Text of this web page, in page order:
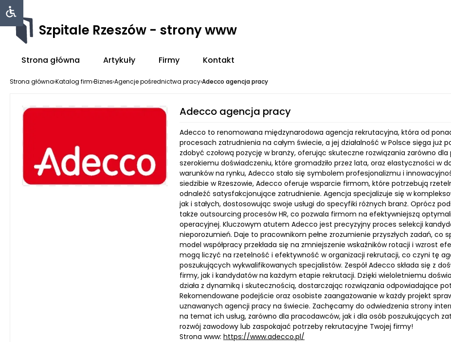
Szpitale Rzeszów - strony www
Strona główna Artykuły Firmy Kontakt
Strona główna›Katalog firm›Biznes›Agencje pośrednictwa pracy›Adecco agencja pracy
Adecco agencja pracy
Adecco to renomowana międzynarodowa agencja rekrutacyjna, która od
procesach zatrudnienia na całym świecie, a jej działalność w Polsce sięga już
zdobyć czołową pozycję w branży, oferując skuteczne rozwiązania zarówno
szerokiemu doświadczeniu, które gromadziło przez lata, oraz elastyczności w
warunków na rynku, Adecco stało się symbolem profesjonalizmu i
siedzibie w Rzeszowie, Adecco oferuje wsparcie firmom, które potrzebują
odnaleźć satysfakcjonujące zatrudnienie. Agencja specjalizuje się w
jak i stałych, dostosowując swoje usługi do specyfiki różnych branż. Oprócz
także outsourcing procesów HR, co pozwala firmom na efektywniejszą
operacyjnej. Kluczowym atutem Adecco jest precyzyjny proces selekcji
nieporozumień. Daje to pracownikom pełne zrozumienie przyszłych zadań, co
model współpracy przekłada się na zmniejszenie wskaźników rotacji i wzrost
mogą liczyć na rzetelność i efektywność w organizacji rekrutacji, co czyni tę
poszukujących wykwalifikowanych specjalistów. Zespół Adecco składa się z
firmy, jak i kandydatów na każdym etapie rekrutacji. Dzięki wieloletniemu
działa z dynamiką i skutecznością, dostarczając rozwiązania odpowiadające
Rekomendowane podejście oraz osobiste zaangażowanie w każdy projekt
uznawanych agencji pracy na świecie. Zachęcamy do odwiedzenia strony
na temat ich usług, zarówno dla pracodawców, jak i dla osób poszukujących
rozwój zawodowy lub zaspokajać potrzeby rekrutacyjne Twojej firmy!
Strona www: https://www.adecco.pl/